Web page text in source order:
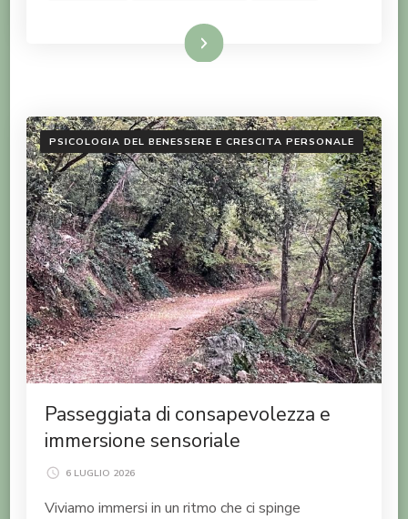
LEGGI TUTTO
PSICOLOGIA DEL BENESSERE E CRESCITA PERSONALE
Passeggiata di consapevolezza e
immersione sensoriale
6 LUGLIO 2026
Viviamo immersi in un ritmo che ci spinge